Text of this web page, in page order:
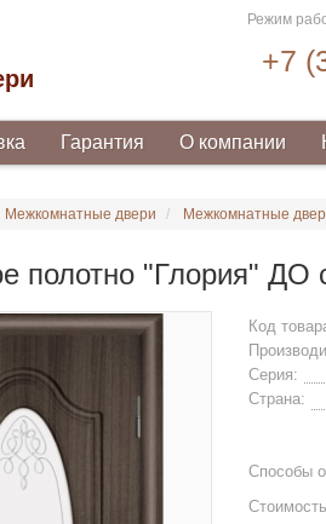
Режим
+7
Гарантия О компании
Межкомнатные двери Межкомнатные
полотно "Глория" ДО
Код
Серия:
Страна:
Способы